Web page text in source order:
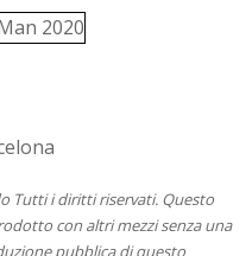
Tutti i diritti riservati. Questo
con altri mezzi senza una
pubblica di questo